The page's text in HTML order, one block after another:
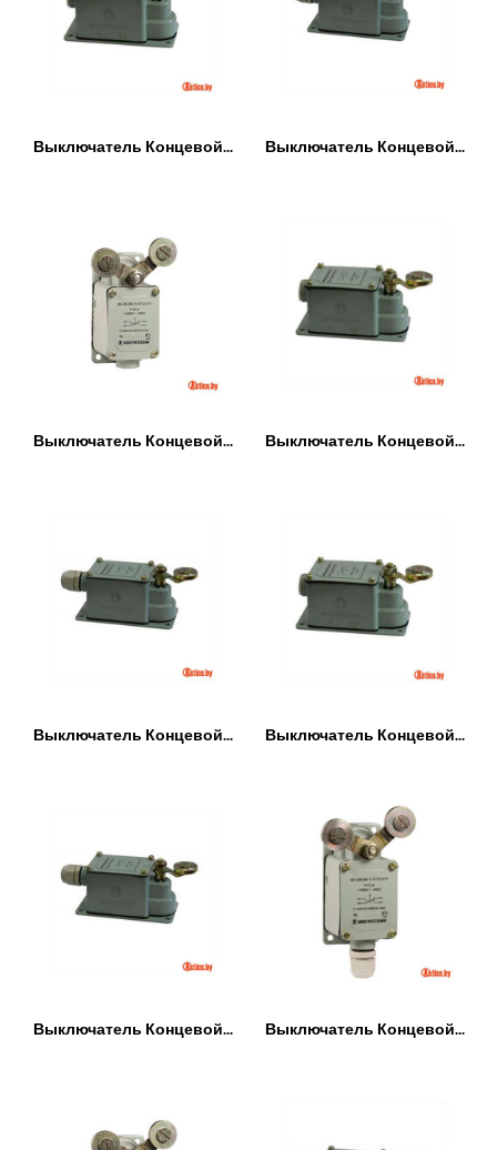
Выключатель Концевой... Выключатель Концевой...
Выключатель Концевой... Выключатель Концевой...
Выключатель Концевой... Выключатель Концевой...
Выключатель Концевой... Выключатель Концевой...